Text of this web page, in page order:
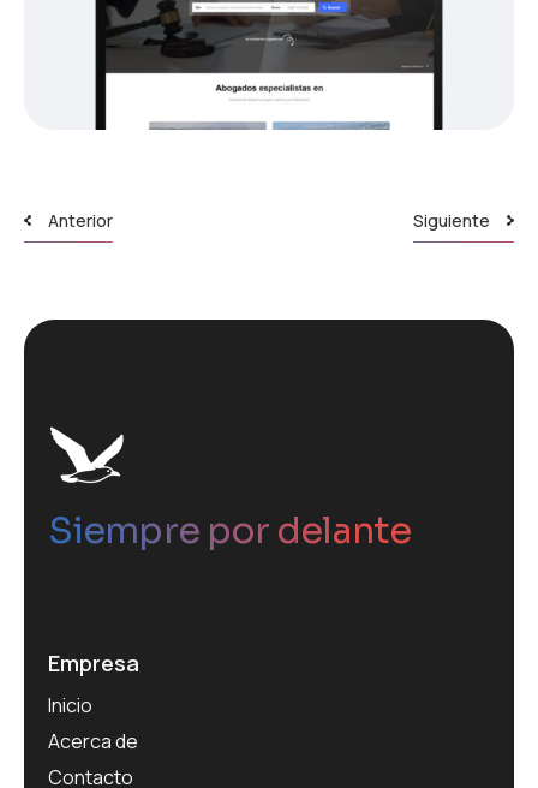
Anterior Siguiente
Siempre por delante
Empresa
Inicio
Acerca de
Contacto